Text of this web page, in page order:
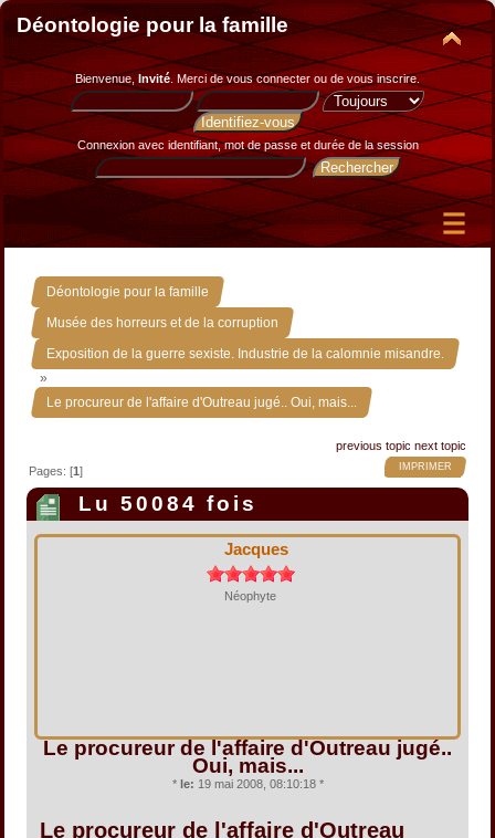
Déontologie pour la famille
Bienvenue, Invité. Merci devous connecter ou de vous inscrire.
Connexion avec identifiant, mot de passe et durée de la session
Déontologie pour la famille »
Musée des horreurs et de la corruption »
Exposition de la guerre sexiste. Industrie de la calomnie misandre.
»
Le procureur de l'affaire d'Outreau jugé.. Oui, mais...
previous topic next topic
IMPRIMER
Pages: [1]
Lu 50084 fois
Jacques
Néophyte
Le procureur de l'affaire d'Outreau jugé..
Oui, mais...
* le: 19 mai 2008, 08:10:18 *
Le procureur de l'affaire d'Outreau